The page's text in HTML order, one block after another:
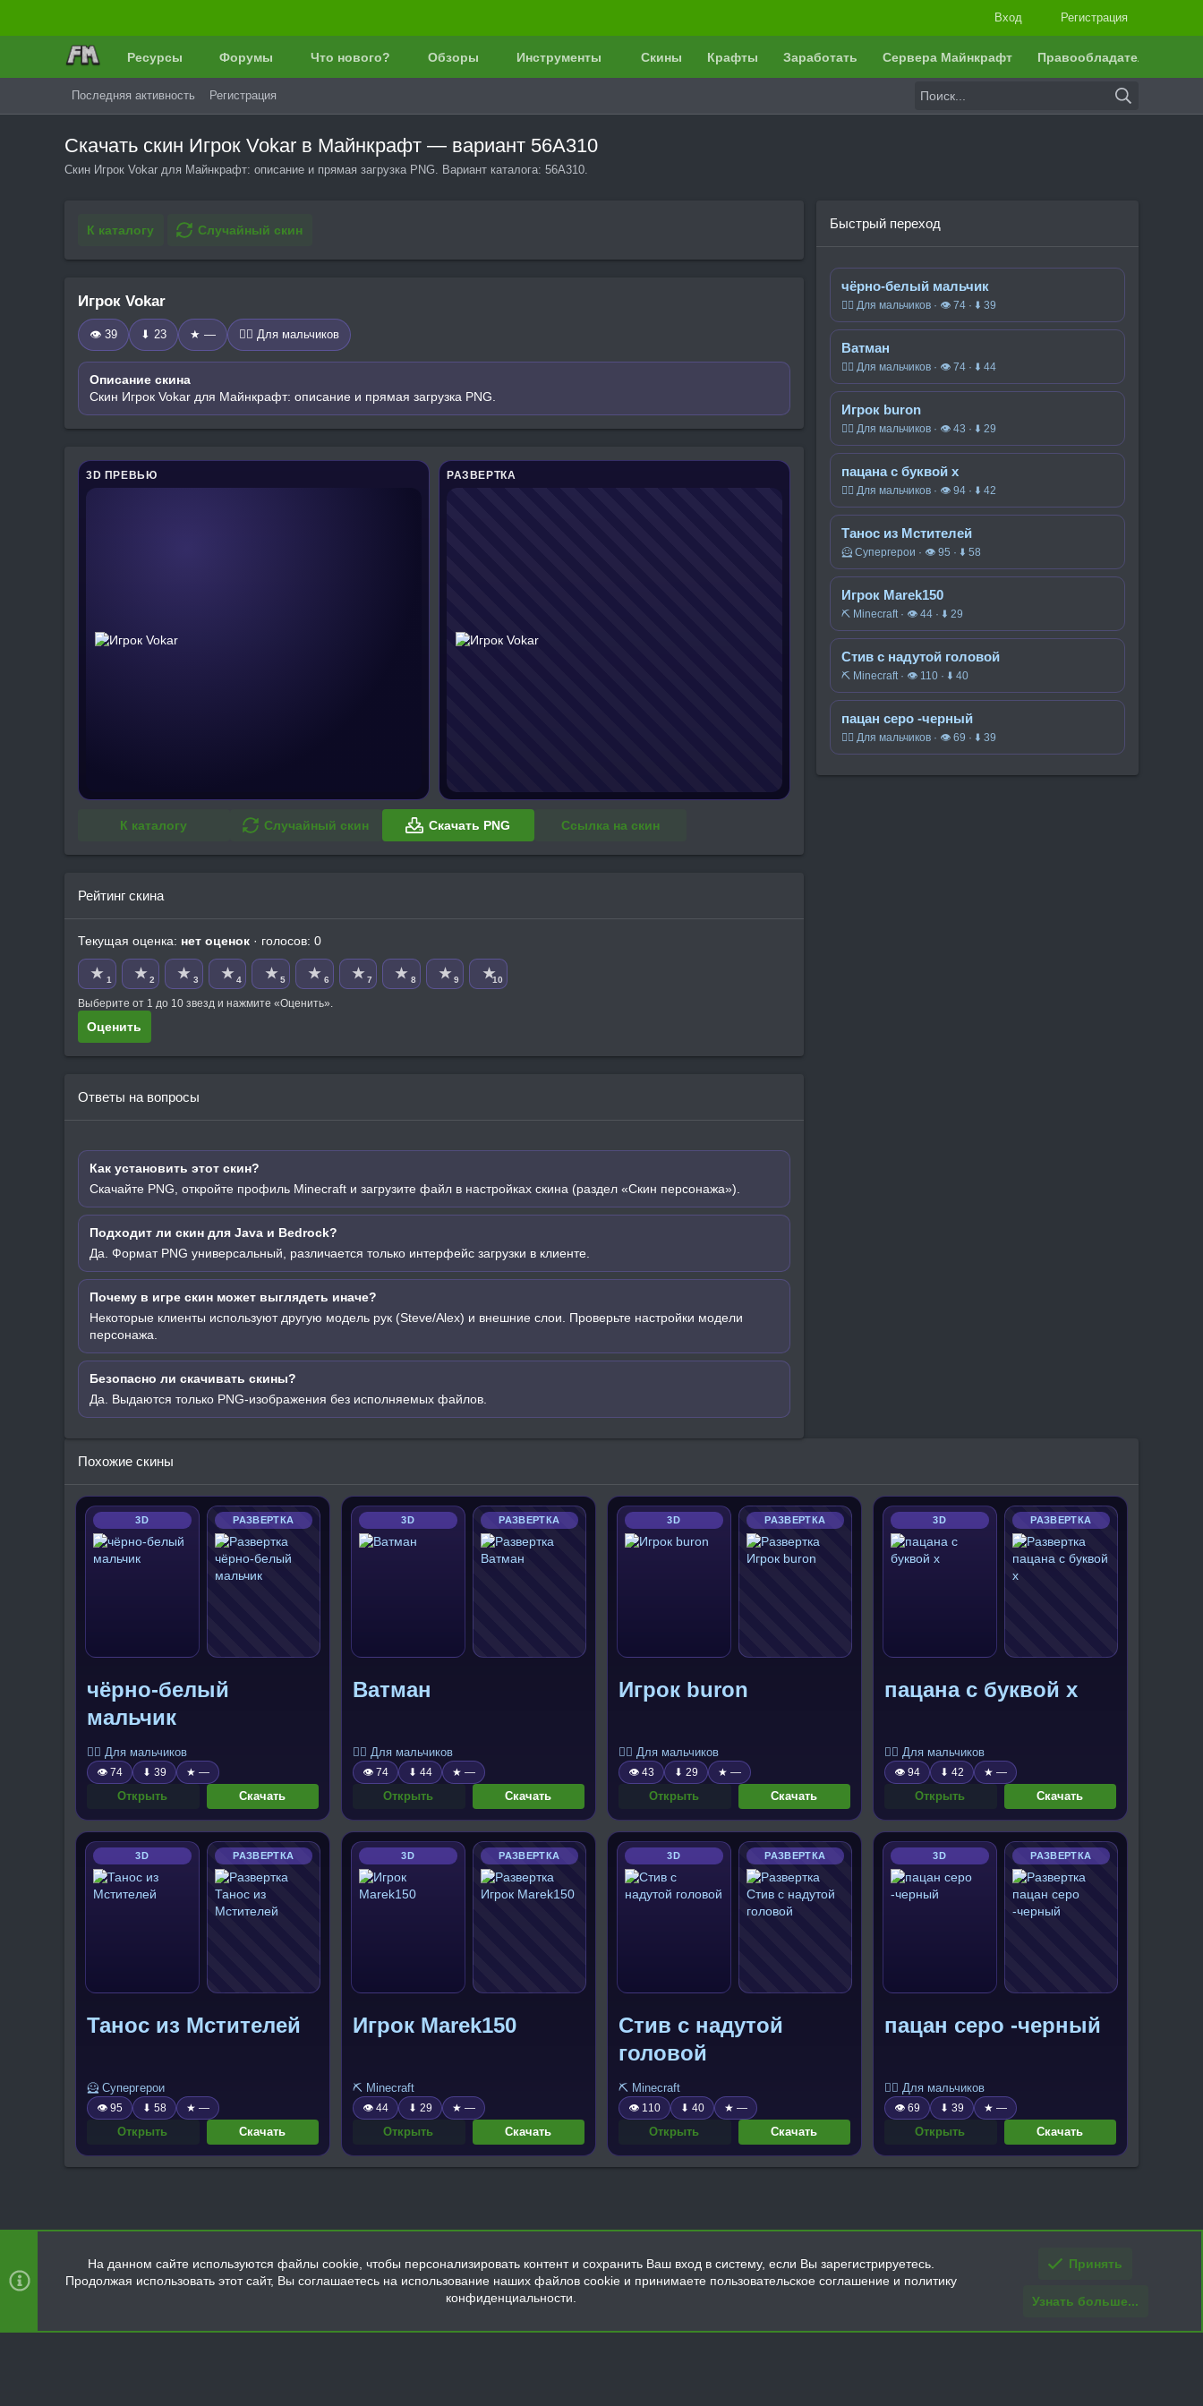
Вход Регистрация
Ресурсы Форумы Что нового? Обзоры Инструменты Скины Крафты Заработать Сервера Майнкрафт Правообладателям
Последняя активность Регистрация
Скачать скин Игрок Vokar в Майнкрафт — вариант 56A310
Скин Игрок Vokar для Майнкрафт: описание и прямая загрузка PNG. Вариант каталога: 56A310.
К каталогу Случайный скин
Игрок Vokar
👁 39 ⬇ 23 ★ — 🧍‍♂️ Для мальчиков
Описание скина
Скин Игрок Vokar для Майнкрафт: описание и прямая загрузка PNG.
3D ПРЕВЬЮ РАЗВЕРТКА
К каталогу Случайный скин Скачать PNG Ссылка на скин
Рейтинг скина
Текущая оценка: нет оценок · голосов: 0
★ 1 ★ 2 ★ 3 ★ 4 ★ 5 ★ 6 ★ 7 ★ 8 ★ 9 ★10
Выберите от 1 до 10 звезд и нажмите «Оценить».
Оценить
Ответы на вопросы
Как установить этот скин?
Скачайте PNG, откройте профиль Minecraft и загрузите файл в настройках скина (раздел «Скин персонажа»).
Подходит ли скин для Java и Bedrock?
Да. Формат PNG универсальный, различается только интерфейс загрузки в клиенте.
Почему в игре скин может выглядеть иначе?
Некоторые клиенты используют другую модель рук (Steve/Alex) и внешние слои. Проверьте настройки модели
персонажа.
Безопасно ли скачивать скины?
Да. Выдаются только PNG-изображения без исполняемых файлов.
Быстрый переход
чёрно-белый мальчик
🧍‍♂️ Для мальчиков · 👁 74 · ⬇ 39
Ватман
🧍‍♂️ Для мальчиков · 👁 74 · ⬇ 44
Игрок buron
🧍‍♂️ Для мальчиков · 👁 43 · ⬇ 29
пацана с буквой x
🧍‍♂️ Для мальчиков · 👁 94 · ⬇ 42
Танос из Мстителей
🦸 Супергерои · 👁 95 · ⬇ 58
Игрок Marek150
⛏️ Minecraft · 👁 44 · ⬇ 29
Стив с надутой головой
⛏️ Minecraft · 👁 110 · ⬇ 40
пацан серо -черный
🧍‍♂️ Для мальчиков · 👁 69 · ⬇ 39
Похожие скины
3D РАЗВЕРТКА
чёрно-белый
мальчик
🧍‍♂️ Для мальчиков
👁 74 ⬇ 39 ★ —
Открыть Скачать
3D РАЗВЕРТКА
Ватман
🧍‍♂️ Для мальчиков
👁 74 ⬇ 44 ★ —
Открыть Скачать
3D РАЗВЕРТКА
Игрок buron
🧍‍♂️ Для мальчиков
👁 43 ⬇ 29 ★ —
Открыть Скачать
3D РАЗВЕРТКА
пацана с буквой x
🧍‍♂️ Для мальчиков
👁 94 ⬇ 42 ★ —
Открыть Скачать
3D РАЗВЕРТКА
Танос из Мстителей
🦸 Супергерои
👁 95 ⬇ 58 ★ —
Открыть Скачать
3D РАЗВЕРТКА
Игрок Marek150
⛏️ Minecraft
👁 44 ⬇ 29 ★ —
Открыть Скачать
3D РАЗВЕРТКА
Стив с надутой
головой
⛏️ Minecraft
👁 110 ⬇ 40 ★ —
Открыть Скачать
3D РАЗВЕРТКА
пацан серо -черный
🧍‍♂️ Для мальчиков
👁 69 ⬇ 39 ★ —
Открыть Скачать
Главная
R
S
На данном сайте используются файлы cookie, чтобы персонализировать контент и сохранить Ваш вход в систему, если Вы зарегистрируетесь.
Продолжая использовать этот сайт, Вы соглашаетесь на использование наших файлов cookie и принимаете пользовательское соглашение и политику
конфиденциальности.
Принять
Узнать больше...